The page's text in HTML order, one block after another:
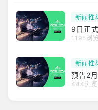
新闻推
9日正
1195浏览
新闻推
预告2
于3月
444浏览